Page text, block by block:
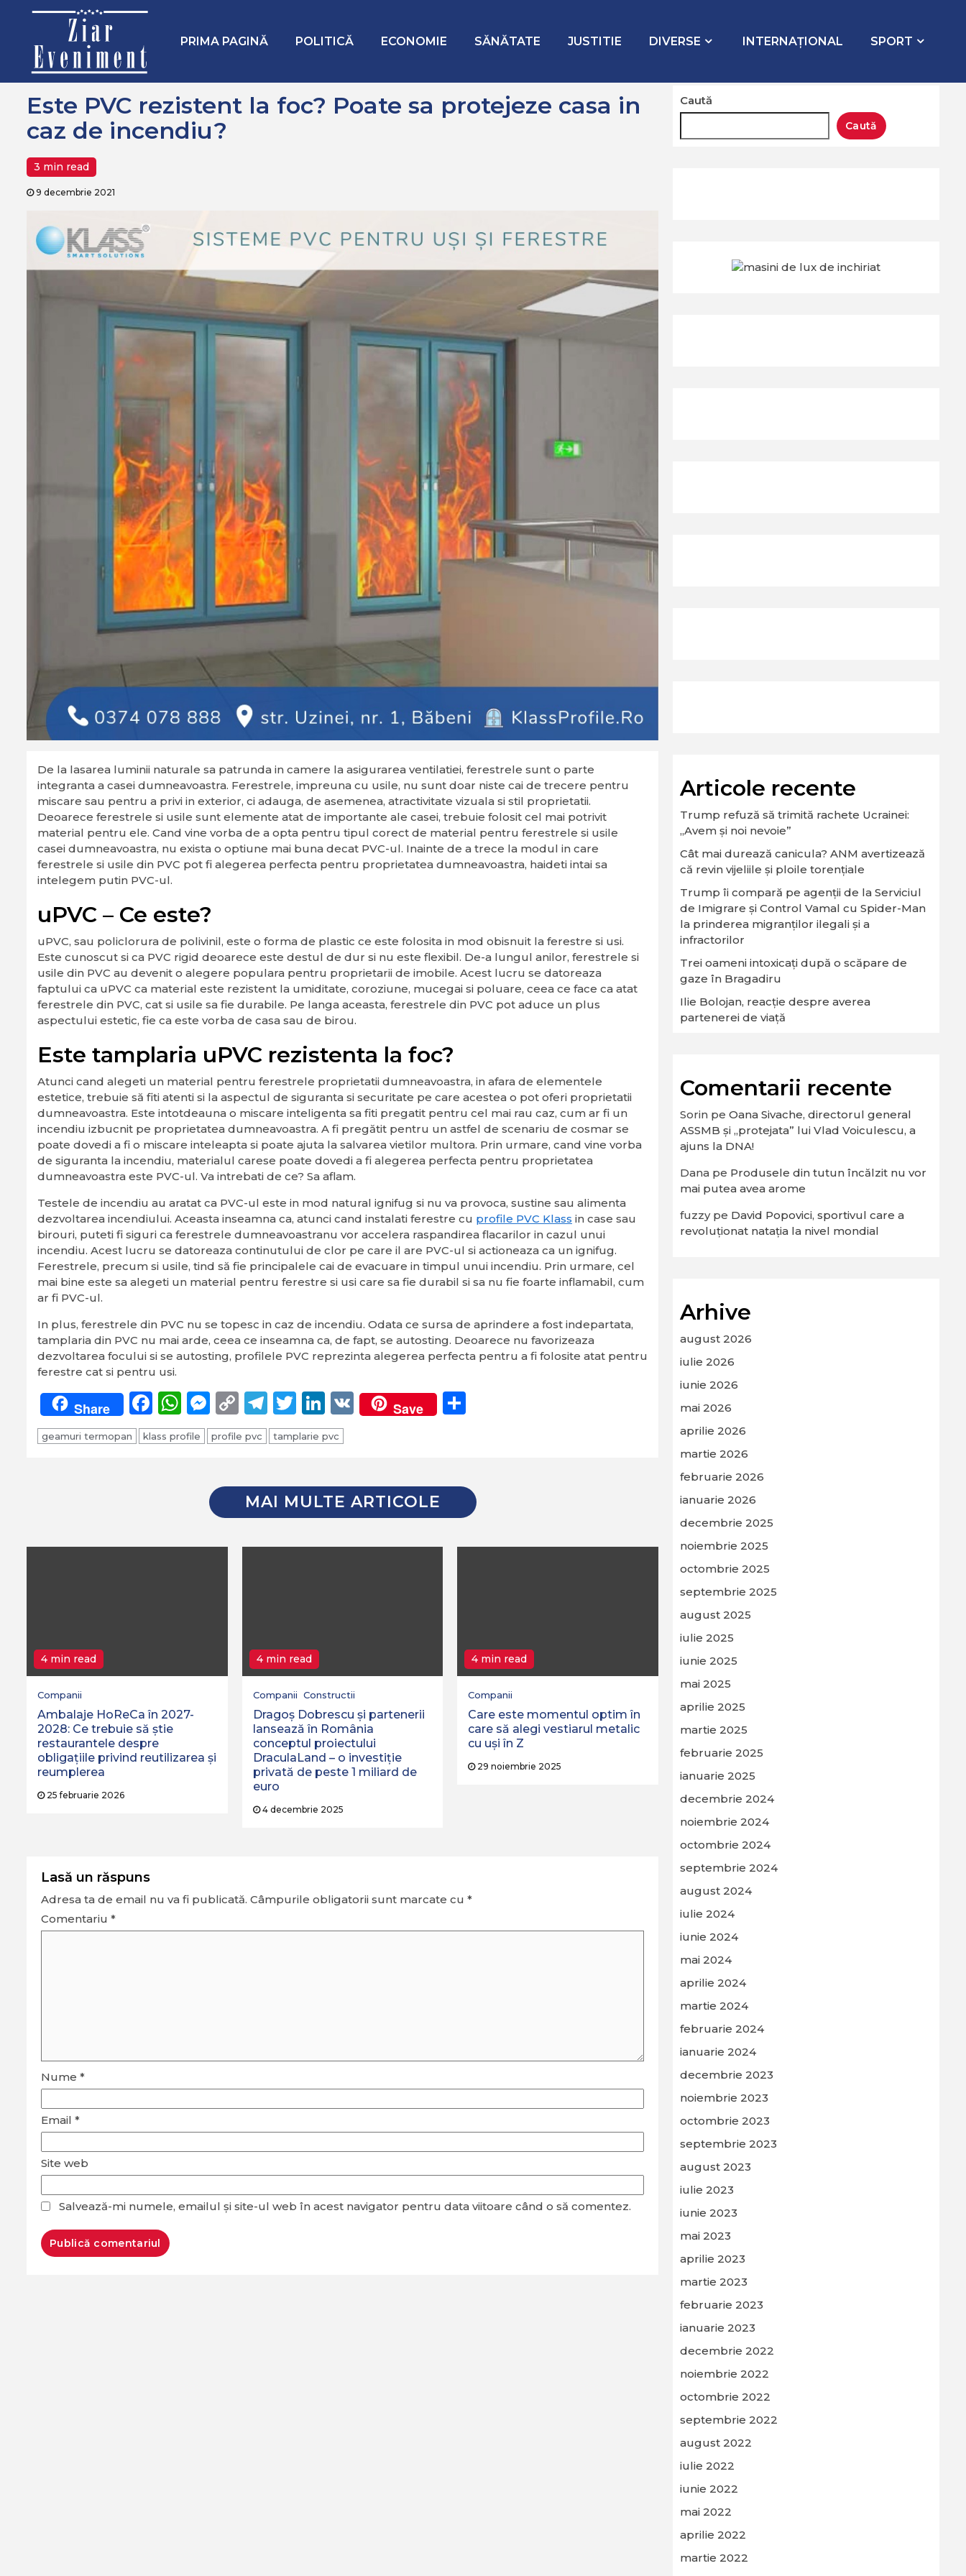
PRIMA PAGINĂ POLITICĂ ECONOMIE SĂNĂTATE JUSTITIE DIVERSE INTERNAŢIONAL SPORT
Companii
Este PVC rezistent la foc? Poate sa protejeze casa in
caz de incendiu?
3 min read
9 decembrie 2021
De la lasarea luminii naturale sa patrunda in camere la asigurarea ventilatiei, ferestrele sunt o parte
integranta a casei dumneavoastra. Ferestrele, impreuna cu usile, nu sunt doar niste cai de trecere pentru
miscare sau pentru a privi in exterior, ci adauga, de asemenea, atractivitate vizuala si stil proprietatii.
Deoarece ferestrele si usile sunt elemente atat de importante ale casei, trebuie folosit cel mai potrivit
material pentru ele. Cand vine vorba de a opta pentru tipul corect de material pentru ferestrele si usile
casei dumneavoastra, nu exista o optiune mai buna decat PVC-ul. Inainte de a trece la modul in care
ferestrele si usile din PVC pot fi alegerea perfecta pentru proprietatea dumneavoastra, haideti intai sa
intelegem putin PVC-ul.
uPVC – Ce este?
uPVC, sau policlorura de polivinil, este o forma de plastic ce este folosita in mod obisnuit la ferestre si usi.
Este cunoscut si ca PVC rigid deoarece este destul de dur si nu este flexibil. De-a lungul anilor, ferestrele si
usile din PVC au devenit o alegere populara pentru proprietarii de imobile. Acest lucru se datoreaza
faptului ca uPVC ca material este rezistent la umiditate, coroziune, mucegai si poluare, ceea ce face ca atat
ferestrele din PVC, cat si usile sa fie durabile. Pe langa aceasta, ferestrele din PVC pot aduce un plus
aspectului estetic, fie ca este vorba de casa sau de birou.
Este tamplaria uPVC rezistenta la foc?
Atunci cand alegeti un material pentru ferestrele proprietatii dumneavoastra, in afara de elementele
estetice, trebuie să fiti atenti si la aspectul de siguranta si securitate pe care acestea o pot oferi proprietatii
dumneavoastra. Este intotdeauna o miscare inteligenta sa fiti pregatit pentru cel mai rau caz, cum ar fi un
incendiu izbucnit pe proprietatea dumneavoastra. A fi pregătit pentru un astfel de scenariu de cosmar se
poate dovedi a fi o miscare inteleapta si poate ajuta la salvarea vietilor multora. Prin urmare, cand vine vorba
de siguranta la incendiu, materialul carese poate dovedi a fi alegerea perfecta pentru proprietatea
dumneavoastra este PVC-ul. Va intrebati de ce? Sa aflam.
Testele de incendiu au aratat ca PVC-ul este in mod natural ignifug si nu va provoca, sustine sau alimenta
dezvoltarea incendiului. Aceasta inseamna ca, atunci cand instalati ferestre cu profile PVC Klass in case sau
birouri, puteti fi siguri ca ferestrele dumneavoastranu vor accelera raspandirea flacarilor in cazul unui
incendiu. Acest lucru se datoreaza continutului de clor pe care il are PVC-ul si actioneaza ca un ignifug.
Ferestrele, precum si usile, tind să fie principalele cai de evacuare in timpul unui incendiu. Prin urmare, cel
mai bine este sa alegeti un material pentru ferestre si usi care sa fie durabil si sa nu fie foarte inflamabil, cum
ar fi PVC-ul.
In plus, ferestrele din PVC nu se topesc in caz de incendiu. Odata ce sursa de aprindere a fost indepartata,
tamplaria din PVC nu mai arde, ceea ce inseamna ca, de fapt, se autosting. Deoarece nu favorizeaza
dezvoltarea focului si se autosting, profilele PVC reprezinta alegerea perfecta pentru a fi folosite atat pentru
ferestre cat si pentru usi.
Share Facebook
WhatsApp
Messenger
Copy
Link
Telegram
Twitter
LinkedIn
VK Save
geamuri termopan klass profile profile pvc tamplarie pvc
MAI MULTE ARTICOLE
4 min read
Companii
Ambalaje HoReCa în 2027-
2028: Ce trebuie să știe
restaurantele despre
obligațiile privind reutilizarea și
reumplerea
25 februarie 2026
4 min read
Companii Constructii
Dragoş Dobrescu şi partenerii
lansează în România
conceptul proiectului
DraculaLand – o investiție
privată de peste 1 miliard de
euro
4 decembrie 2025
4 min read
Companii
Care este momentul optim în
care să alegi vestiarul metalic
cu uși în Z
29 noiembrie 2025
Lasă un răspuns
Adresa ta de email nu va fi publicată. Câmpurile obligatorii sunt marcate cu *
Comentariu *
Nume *
Email *
Site web
Salvează-mi numele, emailul și site-ul web în acest navigator pentru data viitoare când o să comentez.
Caută
Caută
Articole recente
Trump refuză să trimită rachete Ucrainei:
„Avem și noi nevoie”
Cât mai durează canicula? ANM avertizează
că revin vijeliile și ploile torențiale
Trump îi compară pe agenții de la Serviciul
de Imigrare și Control Vamal cu Spider-Man
la prinderea migranților ilegali și a
infractorilor
Trei oameni intoxicați după o scăpare de
gaze în Bragadiru
Ilie Bolojan, reacție despre averea
partenerei de viață
Comentarii recente
Sorin pe Oana Sivache, directorul general
ASSMB și „protejata” lui Vlad Voiculescu, a
ajuns la DNA!
Dana pe Produsele din tutun încălzit nu vor
mai putea avea arome
fuzzype David Popovici, sportivul care a
revoluționat natația la nivel mondial
Arhive
august 2026
iulie 2026
iunie 2026
mai 2026
aprilie 2026
martie 2026
februarie 2026
ianuarie 2026
decembrie 2025
noiembrie 2025
octombrie 2025
septembrie 2025
august 2025
iulie 2025
iunie 2025
mai 2025
aprilie 2025
martie 2025
februarie 2025
ianuarie 2025
decembrie 2024
noiembrie 2024
octombrie 2024
septembrie 2024
august 2024
iulie 2024
iunie 2024
mai 2024
aprilie 2024
martie 2024
februarie 2024
ianuarie 2024
decembrie 2023
noiembrie 2023
octombrie 2023
septembrie 2023
august 2023
iulie 2023
iunie 2023
mai 2023
aprilie 2023
martie 2023
februarie 2023
ianuarie 2023
decembrie 2022
noiembrie 2022
octombrie 2022
septembrie 2022
august 2022
iulie 2022
iunie 2022
mai 2022
aprilie 2022
martie 2022